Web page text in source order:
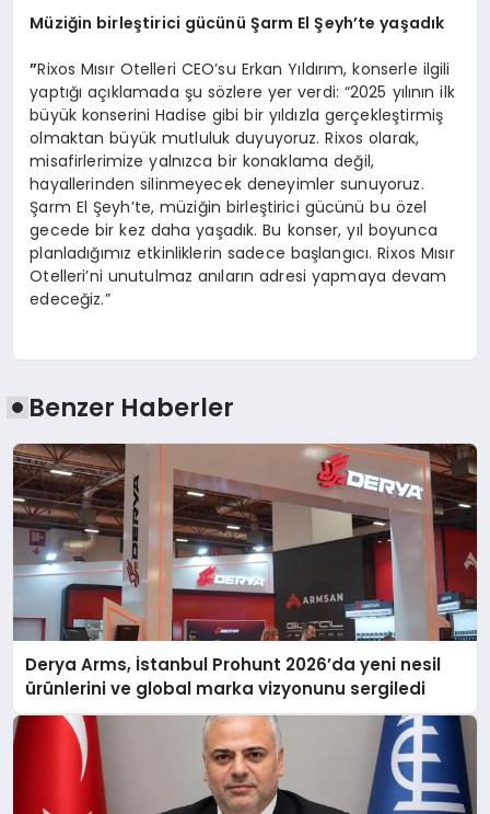
Müziğin birleştirici gücünü Şarm ElŞeyh’te yaşadık
”Rixos Mısır Otelleri CEO’su Erkan Yıldırım, konserle ilgili
yaptığı açıklamada şu sözlere yer verdi: “2025 yılının ilk
büyük konserini Hadise gibi bir yıldızla gerçekleştirmiş
olmaktan büyük mutluluk duyuyoruz. Rixos olarak,
misafirlerimize yalnızca bir konaklama değil,
hayallerinden silinmeyecek deneyimler sunuyoruz.
Şarm El Şeyh’te, müziğin birleştirici gücünü bu özel
gecede bir kez daha yaşadık. Bu konser, yıl boyunca
planladığımız etkinliklerin sadece başlangıcı. Rixos Mısır
Otelleri’ni unutulmaz anıların adresi yapmaya devam
edeceğiz.”
Benzer Haberler
Derya Arms, İstanbul Prohunt 2026’da yeni nesil
ürünlerini ve global marka vizyonunu sergiledi